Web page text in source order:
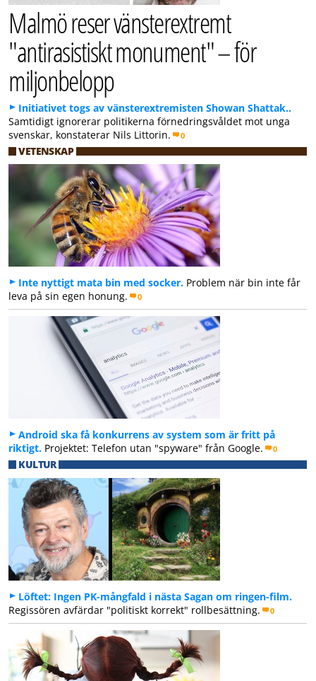
Malmö reser vänsterextremt
"antirasistiskt monument" – för
miljonbelopp
Initiativet togs av vänsterextremisten Showan Shattak..
Samtidigt ignorerar politikerna förnedringsvåldet mot unga
svenskar, konstaterar Nils Littorin.
0
VETENSKAP
Inte nyttigt mata bin med socker. Problem när bin inte får
leva på sin egen honung.
0
Android ska få konkurrens av system som är fritt på
riktigt. Projektet: Telefon utan "spyware" från Google. 0
KULTUR
Löftet: Ingen PK-mångfald i nästa Sagan om ringen-film.
Regissören avfärdar "politiskt korrekt" rollbesättning.
0